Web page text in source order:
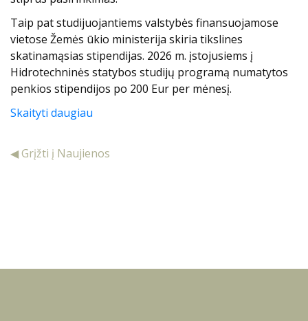
Taip pat studijuojantiems valstybės finansuojamose
vietose Žemės ūkio ministerija skiria tikslines
skatinamąsias stipendijas. 2026 m. įstojusiems į
Hidrotechninės statybos studijų programą numatytos
penkios stipendijos po 200 Eur per mėnesį.
Skaityti daugiau
◀ Grįžti į Naujienos